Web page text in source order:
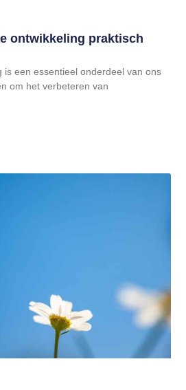
ontwikkeling praktisch
is een essentieel onderdeel van ons
om het verbeteren van